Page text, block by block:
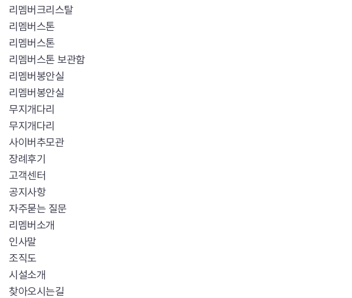
리멤버크리스탈
리멤버스톤
리멤버스톤
리멤버스톤 보관함
리멤버봉안실
리멤버봉안실
무지개다리
무지개다리
사이버추모관
장례후기
고객센터
공지사항
자주묻는 질문
리멤버소개
인사말
조직도
시설소개
찾아오시는길